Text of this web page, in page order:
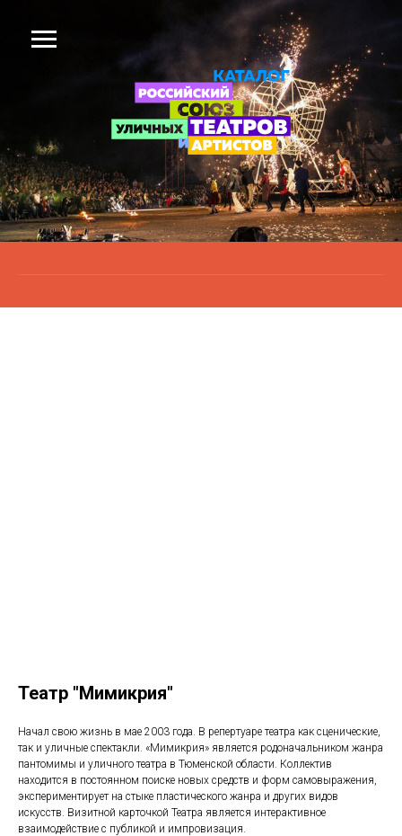
Театр "Мимикрия"
Начал свою жизнь в мае 2003 года. В репертуаре театра как сценические,
так и уличные спектакли. «Мимикрия» является родоначальником жанра
пантомимы и уличного театра в Тюменской области. Коллектив
находится в постоянном поиске новых средств и форм самовыражения,
экспериментирует на стыке пластического жанра и других видов
искусств. Визитной карточкой Театра является интерактивное
взаимодействие с публикой и импровизация.